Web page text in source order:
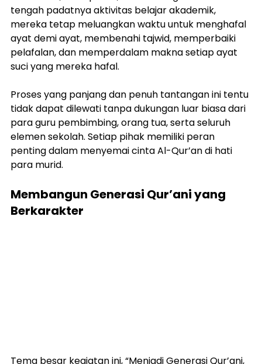
tengah padatnya aktivitas belajar akademik,
mereka tetap meluangkan waktu untuk menghafal
ayat demi ayat, membenahi tajwid, memperbaiki
pelafalan, dan memperdalam makna setiap ayat
suci yang mereka hafal.
Proses yang panjang dan penuh tantangan ini tentu
tidak dapat dilewati tanpa dukungan luar biasa dari
para guru pembimbing, orang tua, serta seluruh
elemen sekolah. Setiap pihak memiliki peran
penting dalam menyemai cinta Al-Qur’an di hati
para murid.
Membangun Generasi Qur’ani yang
Berkarakter
Tema besar kegiatan ini, “Menjadi Generasi Qur’ani,